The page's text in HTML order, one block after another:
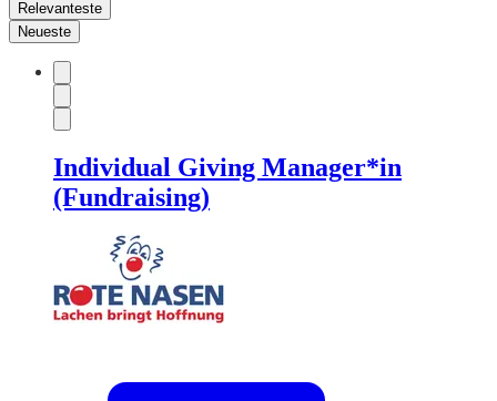
Relevanteste
Neueste
Individual Giving Manager*in
(Fundraising)